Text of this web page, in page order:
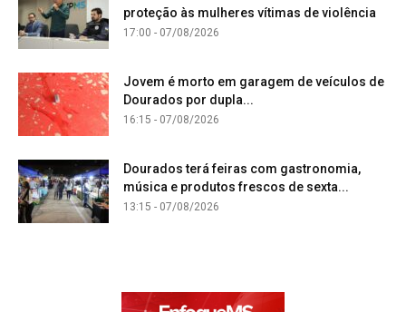
proteção às mulheres vítimas de violência
17:00 - 07/08/2026
Jovem é morto em garagem de veículos de
Dourados por dupla...
16:15 - 07/08/2026
Dourados terá feiras com gastronomia,
música e produtos frescos de sexta...
13:15 - 07/08/2026